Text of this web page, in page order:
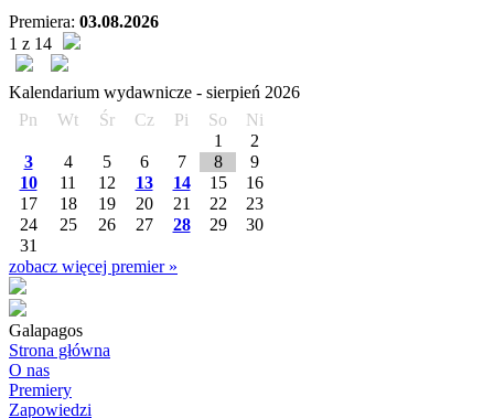
Premiera: 03.08.2026
1 z 14
Kalendarium wydawnicze - sierpień 2026
Pn
Wt Śr Cz Pi So
Ni
1
2
3
4 5 6 7 8
9
10
11 12 13 14 15
16
17
18 19 20 21 22
23
24
25 26 27 28 29
30
31
zobacz więcej premier »
Galapagos
Strona główna
O nas
Premiery
Zapowiedzi